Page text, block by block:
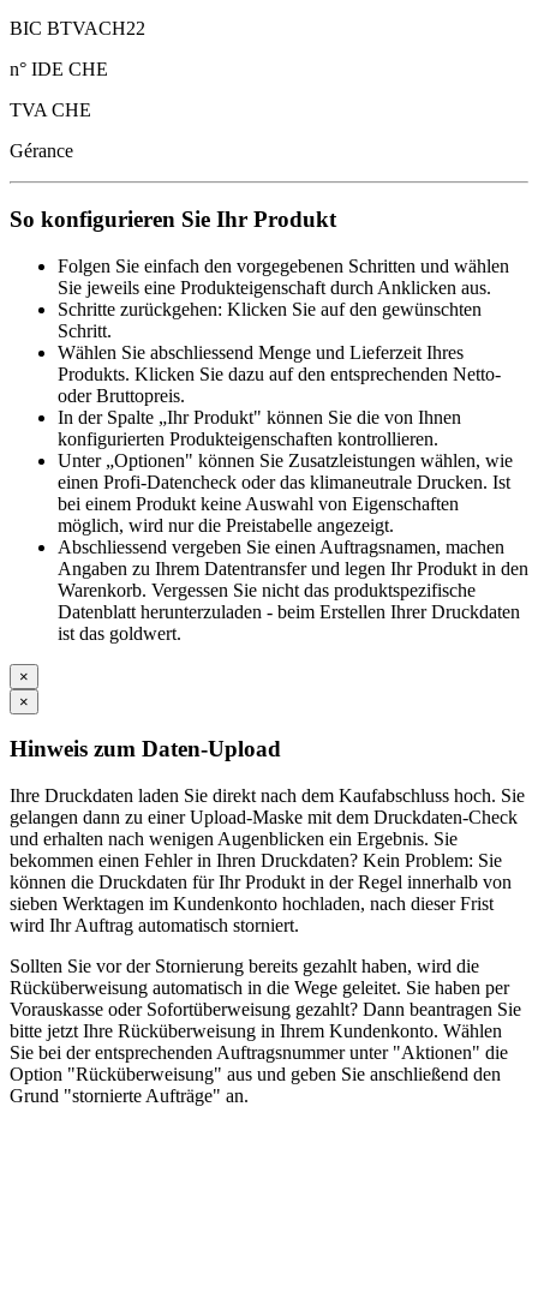
BIC BTVACH22
n° IDE CHE
TVA CHE
Gérance
So konfigurieren Sie Ihr Produkt
Folgen Sie einfach den vorgegebenen Schritten und wählen
Sie jeweils eine Produkteigenschaft durch Anklicken aus.
Schritte zurückgehen: Klicken Sie auf den gewünschten
Schritt.
Wählen Sie abschliessend Menge und Lieferzeit Ihres
Produkts. Klicken Sie dazu auf den entsprechenden Netto-
oder Bruttopreis.
In der Spalte „Ihr Produkt" können Sie die von Ihnen
konfigurierten Produkteigenschaften kontrollieren.
Unter „Optionen" können Sie Zusatzleistungen wählen, wie
einen Profi-Datencheck oder das klimaneutrale Drucken. Ist
bei einem Produkt keine Auswahl von Eigenschaften
möglich, wird nur die Preistabelle angezeigt.
Abschliessend vergeben Sie einen Auftragsnamen, machen
Angaben zu Ihrem Datentransfer und legen Ihr Produkt in den
Warenkorb. Vergessen Sie nicht das produktspezifische
Datenblatt herunterzuladen - beim Erstellen Ihrer Druckdaten
ist das goldwert.
×
×
Hinweis zum Daten-Upload
Ihre Druckdaten laden Sie direkt nach dem Kaufabschluss hoch. Sie
gelangen dann zu einer Upload-Maske mit dem Druckdaten-Check
und erhalten nach wenigen Augenblicken ein Ergebnis. Sie
bekommen einen Fehler in Ihren Druckdaten? Kein Problem: Sie
können die Druckdaten für Ihr Produkt in der Regel innerhalb von
sieben Werktagen im Kundenkonto hochladen, nach dieser Frist
wird Ihr Auftrag automatisch storniert.
Sollten Sie vor der Stornierung bereits gezahlt haben, wird die
Rücküberweisung automatisch in die Wege geleitet. Sie haben per
Vorauskasse oder Sofortüberweisung gezahlt? Dann beantragen Sie
bitte jetzt Ihre Rücküberweisung in Ihrem Kundenkonto. Wählen
Sie bei der entsprechenden Auftragsnummer unter "Aktionen" die
Option "Rücküberweisung" aus und geben Sie anschließend den
Grund "stornierte Aufträge" an.